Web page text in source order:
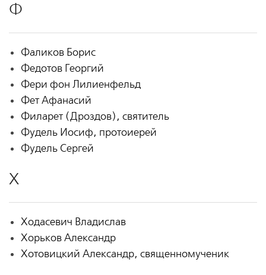
Ф
Фаликов Борис
Федотов Георгий
Фери фон Лилиенфельд
Фет Афанасий
Филарет (Дроздов), святитель
Фудель Иосиф, протоиерей
Фудель Сергей
Х
Ходасевич Владислав
Хорьков Александр
Хотовицкий Александр, священномученик